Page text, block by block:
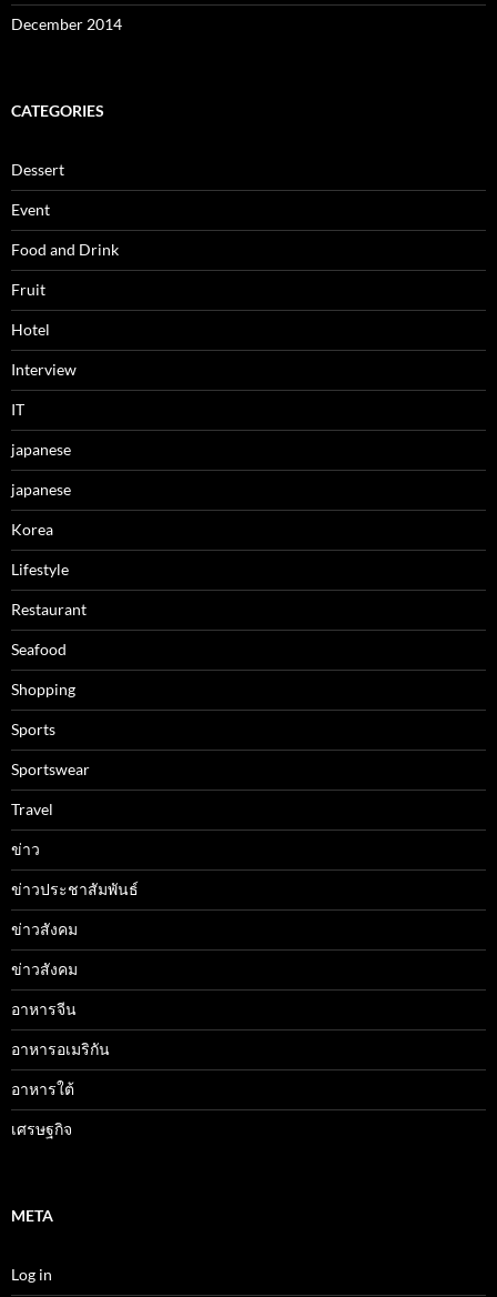
December 2014
CATEGORIES
Dessert
Event
Food and Drink
Fruit
Hotel
Interview
IT
japanese
japanese
Korea
Lifestyle
Restaurant
Seafood
Shopping
Sports
Sportswear
Travel
ข่าว
ข่าวประชาสัมพันธ์
ข่าวสังคม
ข่าวสังคม
อาหารจีน
อาหารอเมริกัน
อาหารใต้
เศรษฐกิจ
META
Log in